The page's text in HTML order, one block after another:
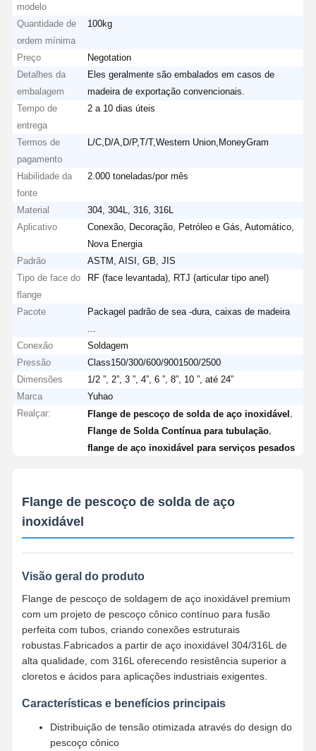
modelo
Quantidade de
ordem mínima
100kg
Preço
Negotation
Detalhes da
embalagem
Eles geralmente são embalados em casos de
madeira de exportação convencionais.
Tempo de
entrega
2 a 10 dias úteis
Termos de
pagamento
L/C,D/A,D/P,T/T,Western Union,MoneyGram
Habilidade da
fonte
2.000 toneladas/por mês
Material
304, 304L, 316, 316L
Aplicativo
Conexão, Decoração, Petróleo e Gás, Automático,
Nova Energia
Padrão
ASTM, AISI, GB, JIS
Tipo de face do
flange
RF (face levantada), RTJ (articular tipo anel)
Pacote
Packagel padrão de sea -dura, caixas de madeira
Conexão
Soldagem
Pressão
Class150/300/600/9001500/2500
Dimensões
1/2 ”, 2”, 3 ”, 4”, 6 ”, 8”, 10 ”, até 24”
Marca
Yuhao
Realçar:
Flange de pescoço de solda de aço inoxidável
Flange de Solda Contínua para tubulação
flange de aço inoxidável para serviços pesados
Flange de pescoço de solda de aço
inoxidável
Visão geral do produto
Flange de pescoço de soldagem de aço inoxidável premium
com um projeto de pescoço cônico contínuo para fusão
perfeita com tubos, criando conexões estruturais
robustas.Fabricados a partir de aço inoxidável 304/316L de
alta qualidade, com 316L oferecendo resistência superior a
cloretos e ácidos para aplicações industriais exigentes.
Características e benefícios principais
Distribuição de tensão otimizada através do design do
pescoço cônico